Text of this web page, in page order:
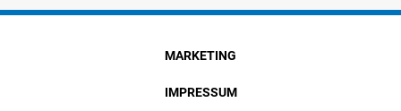
MARKETING
IMPRESSUM